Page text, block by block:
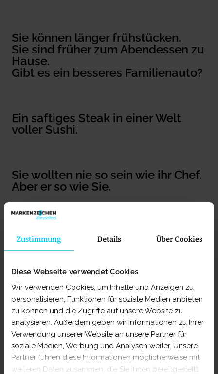
Zustimmung Details Über Cookies
Diese Webseite verwendet Cookies
Wir verwenden Cookies, um Inhalte und Anzeigen zu
personalisieren, Funktionen für soziale Medien anbieten
zu können und die Zugriffe auf unsere Website zu
analysieren. Außerdem geben wir Informationen zu Ihrer
Verwendung unserer Website an unsere Partner für
soziale Medien, Werbung und Analysen weiter. Unsere
Partner führen diese Informationen möglicherweise mit
weiteren Daten zusammen, die Sie ihnen bereitgestellt
Sie können länger frühstücken.
Sie sind früher zum Abendessen zu
Hause.
Gibt es ein besseres Familienauto?
Ein saftiges Steak in einer Welt
voller Sushi.
Sie wollten nie so sein wie ihr Chef.
Aber er so wie Sie.
Es gibt auch rationale Gründe, ihn
zu kaufen.
Aber damit wollen wir Sie nicht
langweilen.
Hier sieht man, wie Headlines mehr
bewirken, als eine Bildbeschreibung zu
liefern oder bloße Behauptungen
aufzustellen. Oder anders gesagt: dass sie
weit mehr sein können als das, was
obendrüber steht.